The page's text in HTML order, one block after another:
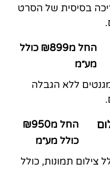
בסיסית של הסרט
החל מ₪899 כולל
מע״מ
ללא הגבלה
החל מ₪950
כולל מע״מ
צילום תמונות, כולל